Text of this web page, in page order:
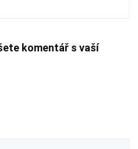
komentář s vaší